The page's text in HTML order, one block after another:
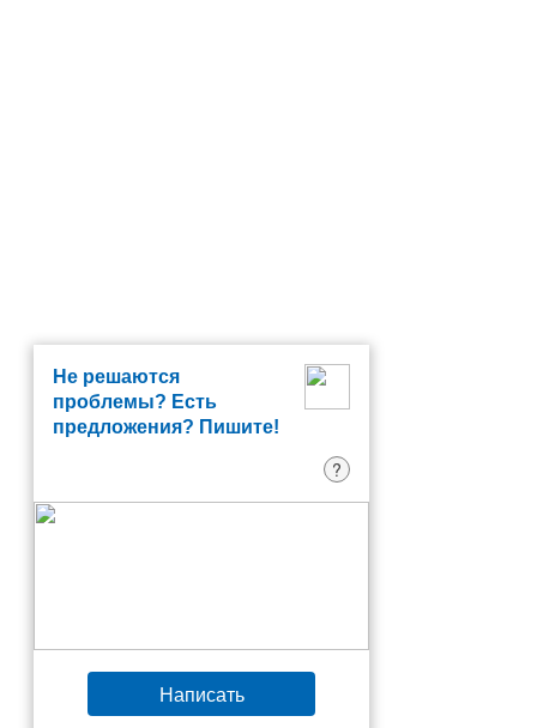
Не решаются
проблемы? Есть
предложения? Пишите!
?
Написать